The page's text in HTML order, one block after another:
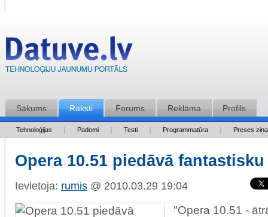
Sākums Raksti Forums Reklāma Profils
Tehnoloģijas Padomi Testi Programmatūra Preses
Opera 10.51 piedāvā
Ievietoja: rumis @ 2010.03.29 19:04
"Opera 10.51 -